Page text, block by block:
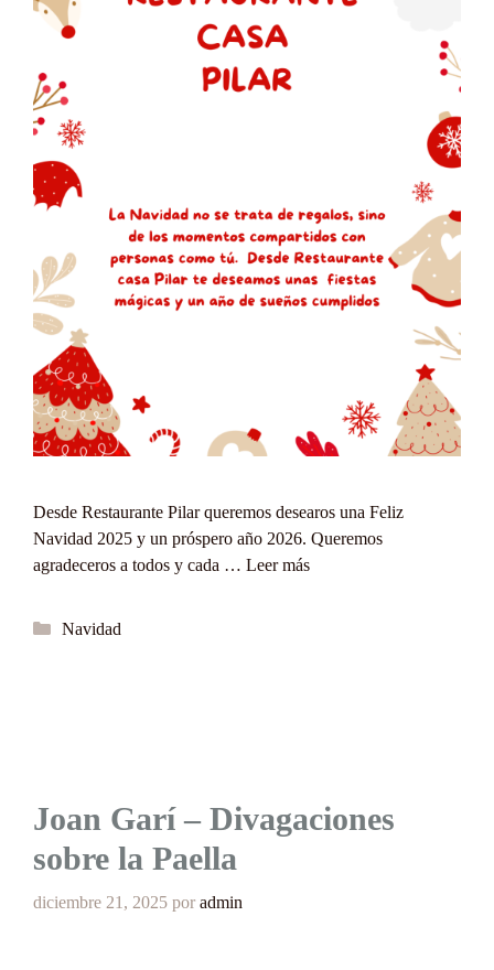
Desde Restaurante Pilar queremos desearos una Feliz
Navidad 2025 y un próspero año 2026. Queremos
agradeceros a todos y cada … Leer más
Categorías
Navidad
Joan Garí – Divagaciones
sobre la Paella
diciembre 21, 2025 por admin